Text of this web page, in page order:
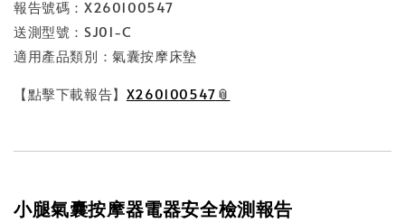
報告號碼：X260100547
送測型號：SJ01-C
適用產品類別：氣囊按摩床墊
【點擊下載報告】 X260100547
小腿氣囊按摩器電器安全檢測報告